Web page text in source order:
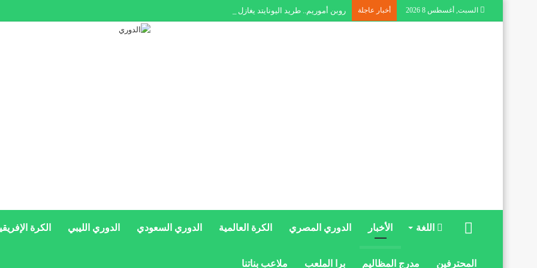
السبت, أغسطس 8 2026 أخبار عاجلة روبن أموريم.. طريد اليونايتد يغازل أمجاد ميلان
الرئيسيةاللغة الأخبار الدوري المصري الكرة العالمية الدوري السعودي الدوري الليبي الكرة
المحترفين مدرج المظاليم برا الملعب ملاعب بناتنا